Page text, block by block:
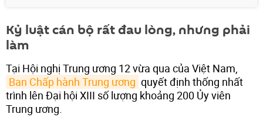
Kỷ luật cán bộ rất đau lòng, nhưng phải
làm
Tại Hội nghị Trung ương 12 vừa qua của Việt Nam,
Ban Chấp hành Trung ương quyết định thống nhất
trình lên Đại hội XIII số lượng khoảng 200 Ủy viên
Trung ương.